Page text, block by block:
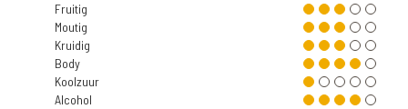
Fruitig
Moutig
Kruidig
Body
Koolzuur
Alcohol